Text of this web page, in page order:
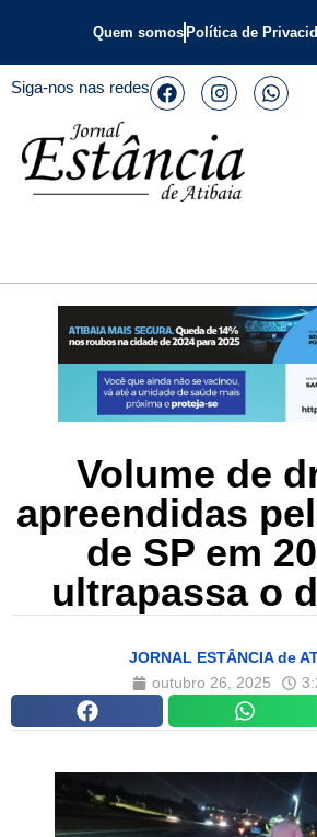
Quem somos Política de
Siga-nos nas redes
Volume de
apreendidas
de SP em
ultrapassa o
JORNAL ESTÂNCIA de
outubro 26, 2025